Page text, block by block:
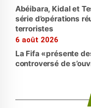
Abéibara, Kidal et
série d’opérations
terroristes
6 août 2026
La Fifa «présente
controversé de